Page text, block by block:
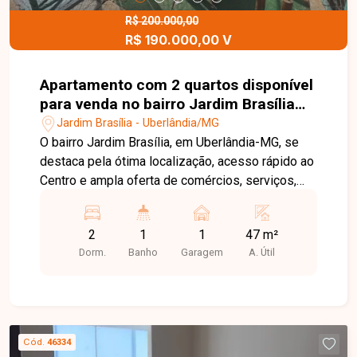
R$ 200.000,00
R$ 190.000,00 V
Apartamento com 2 quartos disponível
para venda no bairro Jardim Brasília
em Uberlândia - MG.
Jardim Brasília - Uberlândia/MG
O bairro Jardim Brasília, em Uberlândia-MG, se
destaca pela ótima localização, acesso rápido ao
Centro e ampla oferta de comércios, serviços,
tradicional e muito valorizada, ideal para quem
busca praticidade no dia a dia e qualidade de
e infantil, quadra esportiva, playground, salão de
festas e portaria remota 24h. Ideal para quem
2
Dorm.
1
Banho
1
Garagem
47 m²
A. Útil
Cód. 46334